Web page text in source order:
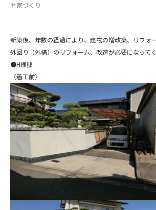
＃家づくり
新築後、年数の経過により、建物の増改築、リフォ
外回り（外構）のリフォーム、改造が必要になって
●H様邸
〈着工前〉